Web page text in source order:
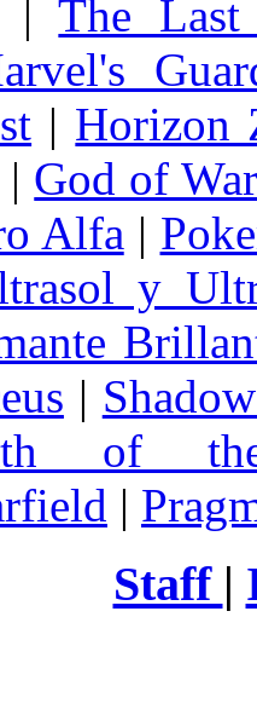
|The
| Horizon
| God of
Alfa |
y
|
of
|
Staff |